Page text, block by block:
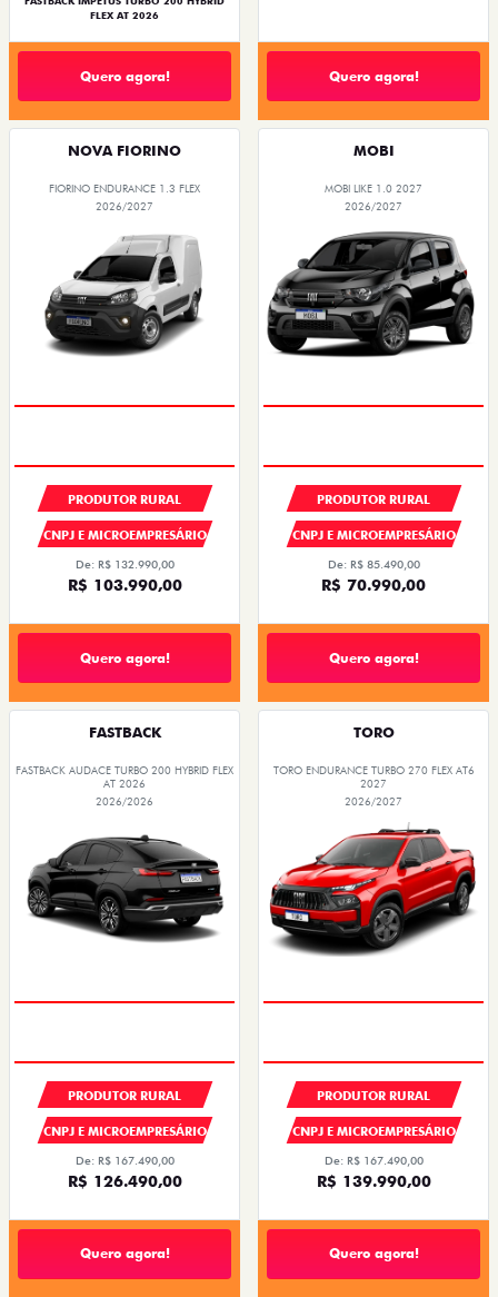
FLEX AT 2026
Quero agora! Quero agora!
NOVA FIORINO
FIORINO ENDURANCE 1.3 FLEX
2026/2027
PRODUTOR RURAL
CNPJ E MICROEMPRESÁRIO
De: R$ 132.990,00
R$ 103.990,00
Quero agora!
MOBI
MOBI LIKE 1.0 2027
2026/2027
PRODUTOR RURAL
CNPJ E MICROEMPRESÁRIO
De: R$ 85.490,00
R$ 70.990,00
Quero agora!
FASTBACK
FASTBACK AUDACE TURBO 200 HYBRID FLEX
AT 2026
2026/2026
PRODUTOR RURAL
CNPJ E MICROEMPRESÁRIO
De: R$ 167.490,00
R$ 126.490,00
Quero agora!
TORO
TORO ENDURANCE TURBO 270 FLEX AT6
2027
2026/2027
PRODUTOR RURAL
CNPJ E MICROEMPRESÁRIO
De: R$ 167.490,00
R$ 139.990,00
Quero agora!